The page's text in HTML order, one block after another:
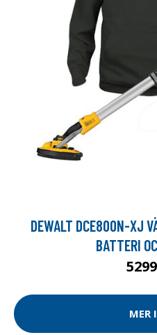
DEWALT DCE800N-XJ
BATTERI
MER